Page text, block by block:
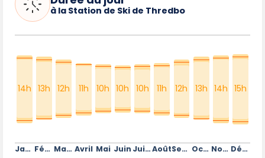
à la Station de Ski de Thredbo
Janvier
14h
Février
13h
Mars
12h
Avril
11h
Mai
10h
Juin
10h
Juillet
10h
Août
11h
Septembre
12h
Octobre
13h
Novembre
14h
Décembre
15h